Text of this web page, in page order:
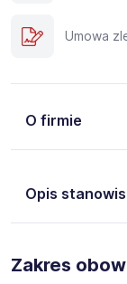
Umowa
O firmie
Opis
Pośrednictwa
Profit jest
Zakres